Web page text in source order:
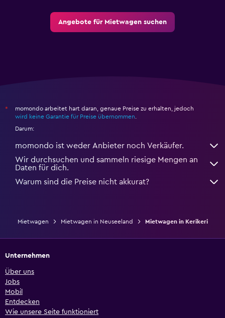
Angebote für Mietwagen suchen
*
momondo arbeitet hart daran, genaue Preise zu erhalten, jedoch
wird keine Garantie für Preise übernommen
Darum:
momondo ist weder Anbieter noch Verkäufer.
Wir durchsuchen und sammeln riesige Mengen an
Daten für dich.
Warum sind die Preise nicht akkurat?
Mietwagen Mietwagen in Neuseeland Mietwagen in Kerikeri
Unternehmen
Über uns
Jobs
Mobil
Entdecken
Wie unsere Seite funktioniert